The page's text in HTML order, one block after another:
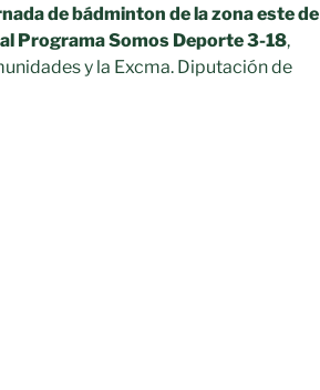
de bádminton de la zona este de
Programa Somos Deporte 3-18,
y la Excma. Diputación de